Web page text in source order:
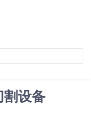
割设备